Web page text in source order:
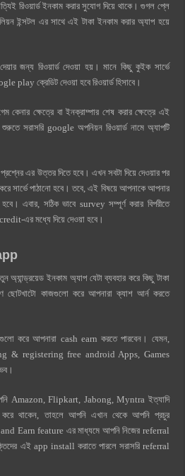
রিওয়ার্ড ইনকাম করার সুযোগ দিয়ে থাকে। গুগল প্লে
ইন্সটল এর সাথে এই টাকা ইনকাম করার অ্যাপ হয়ে
জন্য রিওয়ার্ড দেওয়া হয়। মানে কিছু কুইক সার্ভে
play ক্রেডিট দেওয়া হবে রিওয়ার্ড হিসাবে।
কেনার ক্ষেত্রে বা ইনক্রাম্পার শেষ করার ক্ষেত্রে এই
সরাসরি google অপনিয়ন রিওয়ার্ড নামে অ্যাপটি
এর উত্তর দিতে হবে। এখন সবটা দিয়ে দেওয়ার পর
সার্ভে পাঠানো হবে। তবে, এই বিষয়ে আপনাকে আপনার
এবার, সঠিক ভাবে survey সম্পূর্ণ করার বিপরীতে
এর মধ্যে দিয়ে দেওয়া হবে।
ইনকাম অ্যাপ যেটা ব্যবহার করে কিছু টাকা
ছোটখাটো কাজগুলো করে আপনারা ক্যাশ আর্ন করতে
করে আপনারা cash earn করতে পারবেন। যেমন,
& registering free android Apps, Games
Amazon, Flipkart, Jabong, Myntra ইত্যাদি
থাকেন, তাহলে আপনি এখান থেকে আপনি প্রচুর
Earn feature এর মাধ্যমে আপনি নিজের referral
এই app install করাতে পারলে সরাসরি referral